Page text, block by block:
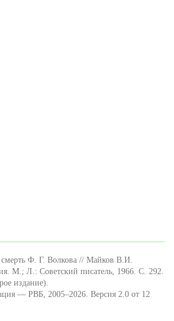
Ф. Г. Волкова // Майков В.И.
М.; Л.: Советский писатель, 1966. С. 292.
издание).
— РВБ, 2005–2026. Версия 2.0 от 12